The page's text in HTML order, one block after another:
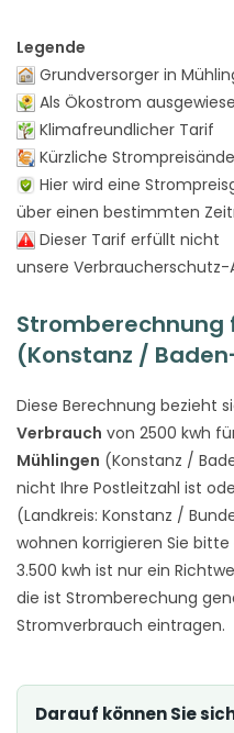
Legende
Grundversorger in
Als Ökostrom
Klimafreundlicher Tarif
Kürzliche
Hier wird eine
über einen bestimmten
Dieser Tarif erfüllt nicht
unsere
Stromberechnung
(Konstanz /
Diese Berechnung bezieht
Verbrauch von 2500 kwh
Mühlingen (Konstanz /
nicht Ihre Postleitzahl ist
(Landkreis: Konstanz /
wohnen korrigieren Sie
3.500 kwh ist nur ein
die ist Stromberechung
Stromverbrauch eintragen.
Darauf können Sie